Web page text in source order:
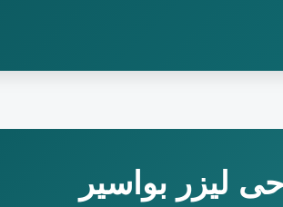
لیزر بواسیر